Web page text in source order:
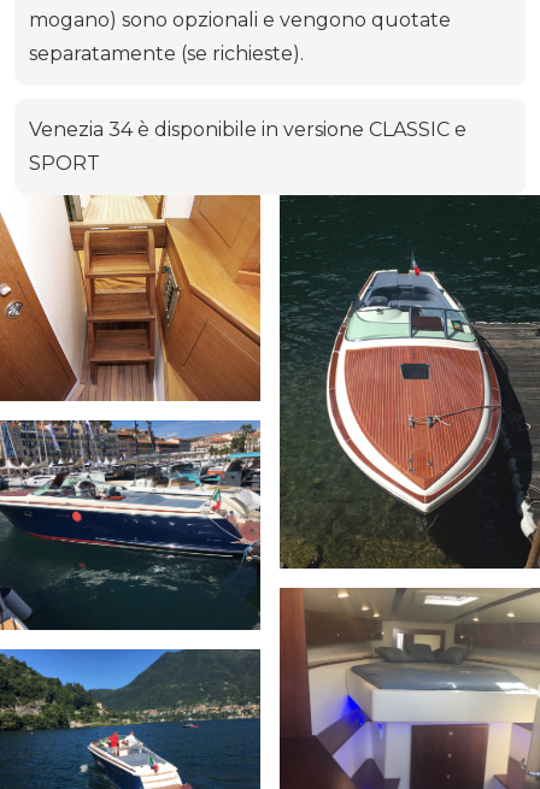
mogano) sono opzionali e vengono quotate
separatamente (se richieste).
Venezia 34 è disponibile in versione CLASSIC e
SPORT